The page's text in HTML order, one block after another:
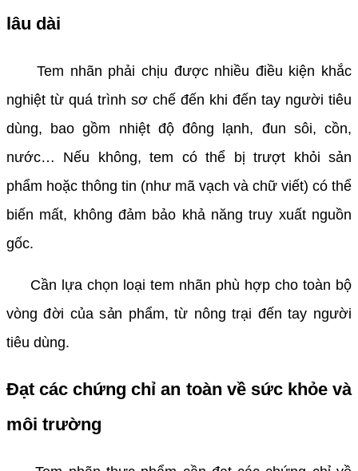
lâu dài
Tem nhãn phải chịu được nhiều điều kiện khắc
nghiệt từ quá trình sơ chế đến khi đến tay người tiêu
dùng, bao gồm nhiệt độ đông lạnh, đun sôi, cồn,
nước… Nếu không, tem có thể bị trượt khỏi sản
phẩm hoặc thông tin (như mã vạch và chữ viết) có thể
biến mất, không đảm bảo khả năng truy xuất nguồn
gốc.
Cần lựa chọn loại tem nhãn phù hợp cho toàn bộ
vòng đời của sản phẩm, từ nông trại đến tay người
tiêu dùng.
Đạt các chứng chỉ an toàn về sức khỏe và
môi trường